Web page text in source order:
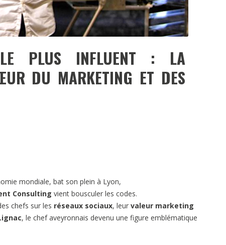
PLUS INFLUENT : LA
DU MARKETING ET DES
mondiale, bat son plein à Lyon,
Consulting vient bousculer les codes.
chefs sur les réseaux sociaux, leur valeur marketing
, le chef aveyronnais devenu une figure emblématique